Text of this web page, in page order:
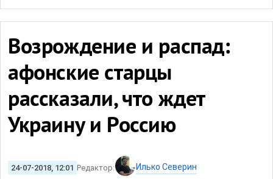
Возрождение и распад:
афонские старцы
рассказали, что ждет
Украину и Россию
24-07-2018, 12:01 Редактор: Илько Северин